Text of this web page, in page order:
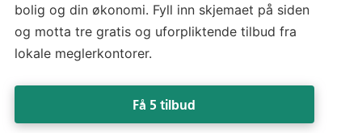
bolig og din økonomi. Fyll inn skjemaet på siden
og motta tre gratis og uforpliktende tilbud fra
lokale meglerkontorer.
Få 5 tilbud